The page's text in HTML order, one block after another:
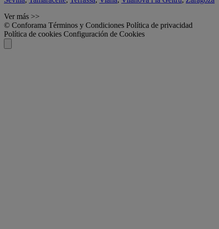
Ver más >>
© Conforama Términos y Condiciones Política de privacidad
Política de cookies Configuración de Cookies